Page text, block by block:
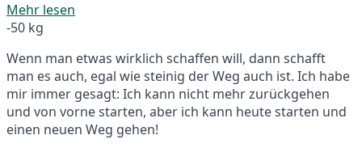
Mehr lesen
-50 kg
Wenn man etwas wirklich schaffen will, dann schafft
man es auch, egal wie steinig der Weg auch ist. Ich habe
mir immer gesagt: Ich kann nicht mehr zurückgehen
und von vorne starten, aber ich kann heute starten und
einen neuen Weg gehen!